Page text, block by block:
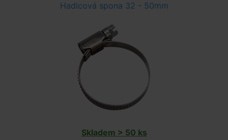
Hadicová spona 32 - 50mm
Skladem > 50 ks